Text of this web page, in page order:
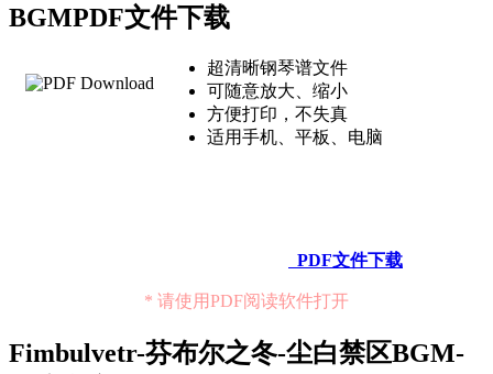
BGMPDF文件下载
超清晰钢琴谱文件
可随意放大、缩小
方便打印，不失真
适用手机、平板、电脑
PDF文件下载
* 请使用PDF阅读软件打开
Fimbulvetr-芬布尔之冬-尘白禁区BGM-